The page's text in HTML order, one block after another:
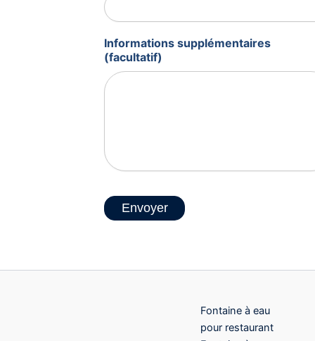
Informations supplémentaires
(facultatif)
Envoyer
Fontaine à eau
pour restaurant